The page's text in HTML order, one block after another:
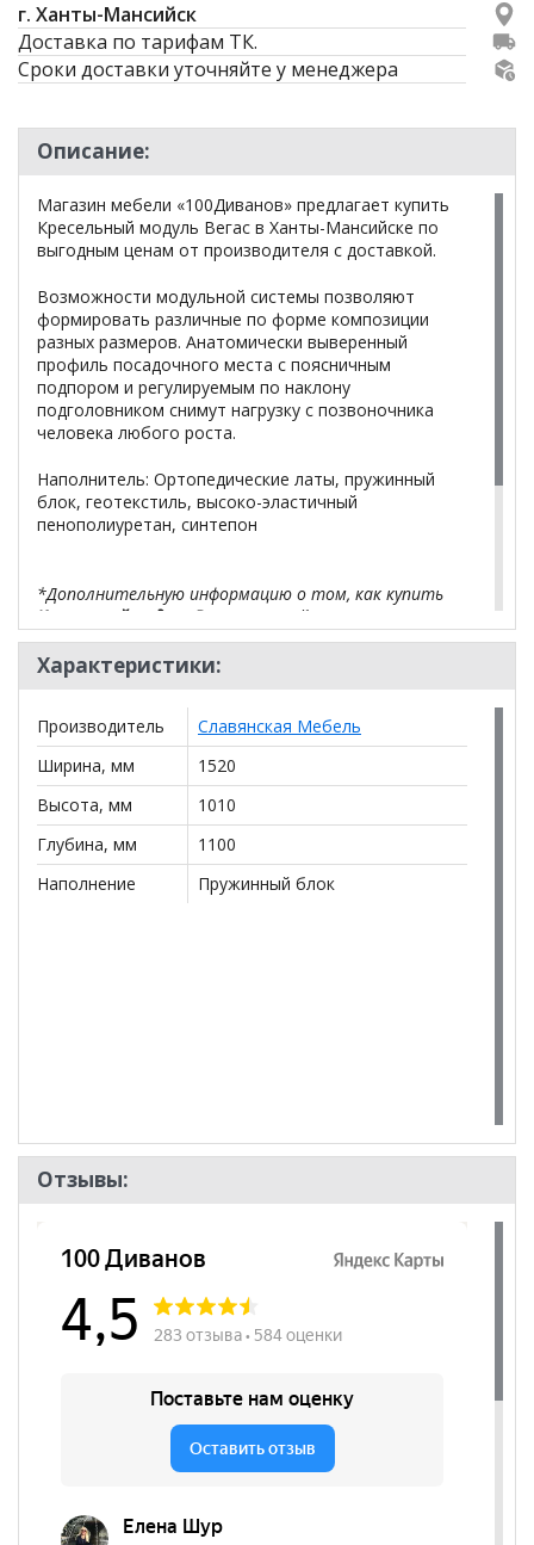
г. Ханты-Мансийск
Доставка по тарифам ТК.
Сроки доставки уточняйте у менеджера
Описание:
Магазин мебели «100Диванов» предлагает купить
Кресельный модуль Вегас в Ханты-Мансийске по
выгодным ценам от производителя с доставкой.
Возможности модульной системы позволяют
формировать различные по форме композиции
разных размеров. Анатомически выверенный
профиль посадочного места с поясничным
подпором и регулируемым по наклону
подголовником снимут нагрузку с позвоночника
человека любого роста.
Наполнитель: Ортопедические латы, пружинный
блок, геотекстиль, высоко-эластичный
пенополиуретан, синтепон
*Дополнительную информацию о том, как купить
Кресельный модуль Вегас
уточняйте у нашего
менеджера по телефону+79292022735.
**Цены на официальном сайте100диванов.com
действительны только для интернет-магазина
могут отличаться от цен в розничных магазинах-
салонах сети!
Характеристики:
Производитель
Славянская Мебель
Ширина, мм
1520
Высота, мм
1010
Глубина, мм
1100
Наполнение
Пружинный блок
Отзывы: